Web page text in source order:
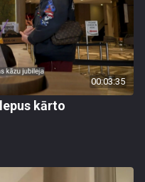
00:03:35
kārto